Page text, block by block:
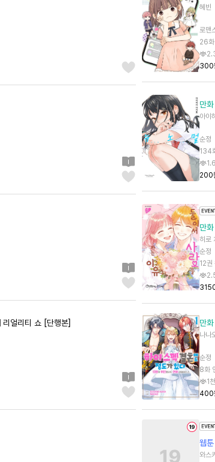
혜빈
로맨
26
300
만화
아이
순정
134
200
만화
히로
순정
12
얼리티 쇼 [단행본] 만화
나나
순정
8화
1천
400
웹툰
와스